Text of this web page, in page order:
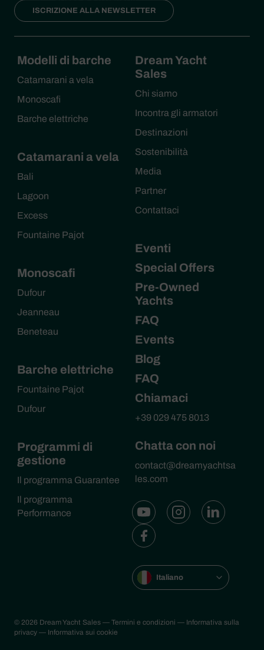
ISCRIZIONE ALLA NEWSLETTER
Modelli di barche
Catamarani a vela
Monoscafi
Barche elettriche
Catamarani a vela
Bali
Lagoon
Excess
Fountaine Pajot
Monoscafi
Dufour
Jeanneau
Beneteau
Barche elettriche
Fountaine Pajot
Dufour
Programmi di
gestione
Il programma Guarantee
Il programma
Performance
Dream Yacht
Sales
Chi siamo
Incontra gli armatori
Destinazioni
Sostenibilità
Media
Partner
Contattaci
Eventi
Special Offers
Pre-Owned
Yachts
FAQ
Events
Blog
FAQ
Chiamaci
+39 029 475 8013
Chatta con noi
contact@dreamyachtsa
les.com
Italiano
© 2026 Dream Yacht Sales — Termini e condizioni — Informativa sulla
privacy — Informativa sui cookie